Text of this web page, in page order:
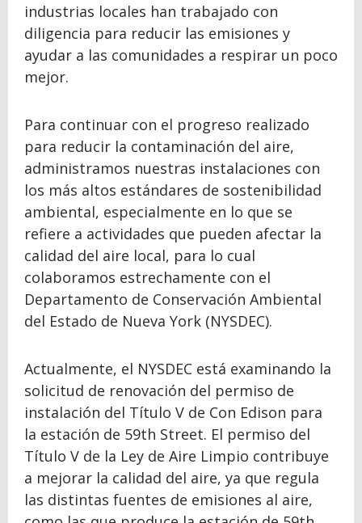
industrias locales han trabajado con
diligencia para reducir las emisiones y
ayudar a las comunidades a respirar un poco
mejor.
Para continuar con el progreso realizado
para reducir la contaminación del aire,
administramos nuestras instalaciones con
los más altos estándares de sostenibilidad
ambiental, especialmente en lo que se
refiere a actividades que pueden afectar la
calidad del aire local, para lo cual
colaboramos estrechamente con el
Departamento de Conservación Ambiental
del Estado de Nueva York (NYSDEC).
Actualmente, el NYSDEC está examinando la
solicitud de renovación del permiso de
instalación del Título V de Con Edison para
la estación de 59th Street. El permiso del
Título V de la Ley de Aire Limpio contribuye
a mejorar la calidad del aire, ya que regula
las distintas fuentes de emisiones al aire,